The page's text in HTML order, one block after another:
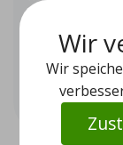
Wir
Wir